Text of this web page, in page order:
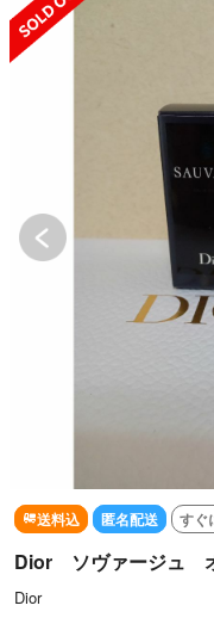
送料込 匿名配送 すぐ
Dior ソヴァージュ
Dior